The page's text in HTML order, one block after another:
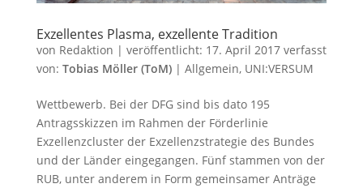
Exzellentes Plasma, exzellente Tradition
von Redaktion | veröffentlicht: 17. April 2017verfasst
von: Tobias Möller (ToM)| Allgemein, UNI:VERSUM
Wettbewerb. Bei der DFG sind bis dato 195
Antragsskizzen im Rahmen der Förderlinie
Exzellenzcluster der Exzellenzstrategie des Bundes
und der Länder eingegangen. Fünf stammen von der
RUB, unter anderem in Form gemeinsamer Anträge